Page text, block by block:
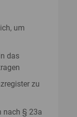
um
das
zu
nach § 23a